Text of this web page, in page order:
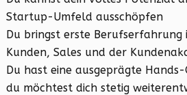
Startup-Umfeld ausschöpfen
Du bringst erste Berufserfahrung
Kunden, Sales und der
Du hast eine ausgeprägte
du möchtest dich stetig